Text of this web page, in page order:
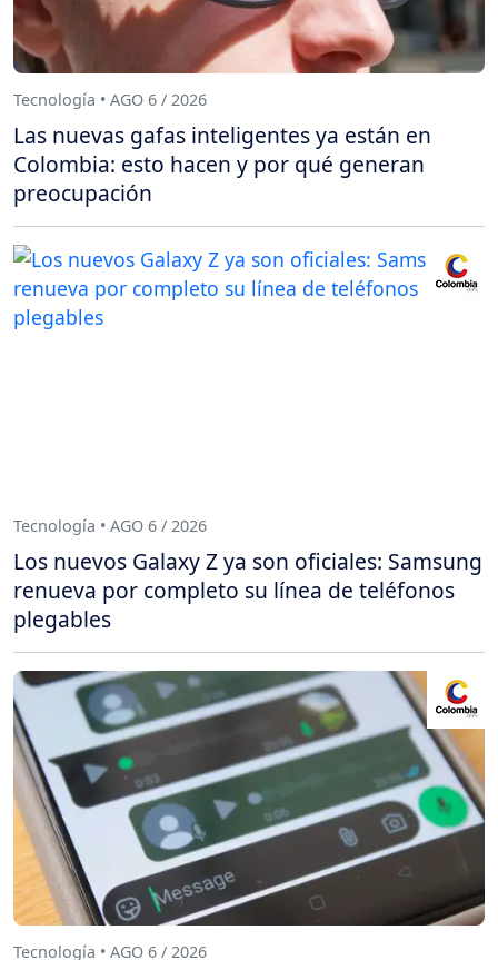
Tecnología • AGO 6 / 2026
Las nuevas gafas inteligentes ya están en
Colombia: esto hacen y por qué generan
preocupación
Tecnología • AGO 6 / 2026
Los nuevos Galaxy Z ya son oficiales: Samsung
renueva por completo su línea de teléfonos
plegables
Tecnología • AGO 6 / 2026